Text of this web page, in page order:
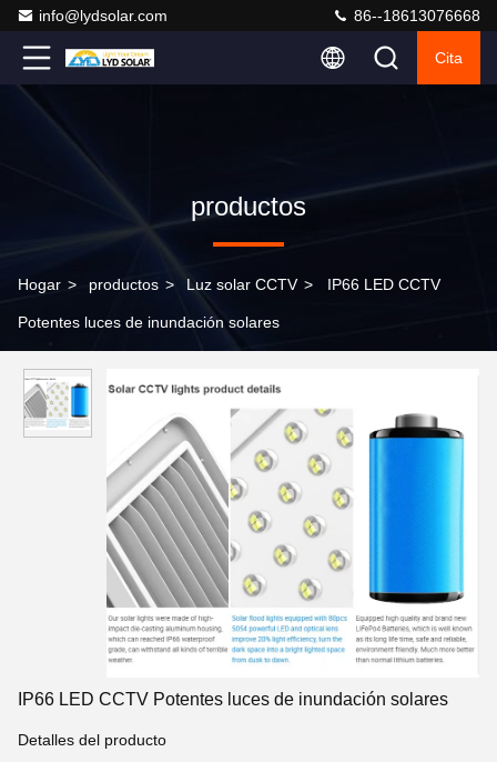
info@lydsolar.com 86--18613076668
Cita
productos
Hogar > productos > Luz solar CCTV > IP66 LED CCTV
Potentes luces de inundación solares
IP66 LED CCTV Potentes luces de inundación solares
Detalles del producto